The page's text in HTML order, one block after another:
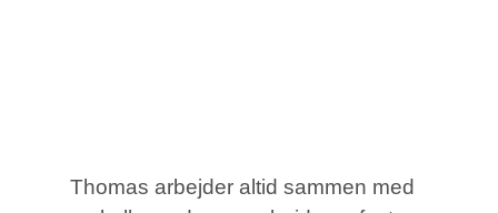
Thomas arbejder altid sammen med